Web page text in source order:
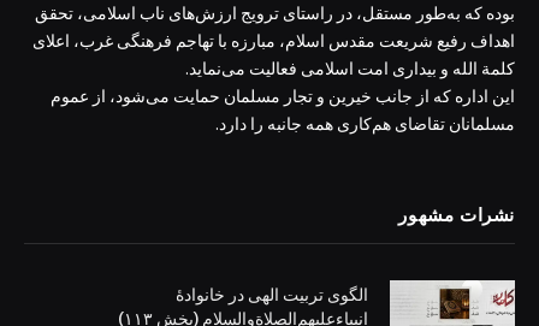
بوده که به‌طور مستقل، در راستای ترویج ارزش‌های ناب اسلامی، تحقق
اهداف رفیع شریعت مقدس اسلام، مبارزه با تهاجم فرهنگی غرب، اعلای
کلمة الله و بیداری امت اسلامی فعالیت می‌نماید.
این اداره که از جانب خیرین و تجار مسلمان حمایت می‌شود، از عموم
مسلمانان تقاضای هم‌کاری همه جانبه را دارد.
نشرات مشهور
الگوی تربیت الهی در خانوادۀ
انبیاءعلیهم‌الصلاةو‌السلام (بخش ۱۱۳)